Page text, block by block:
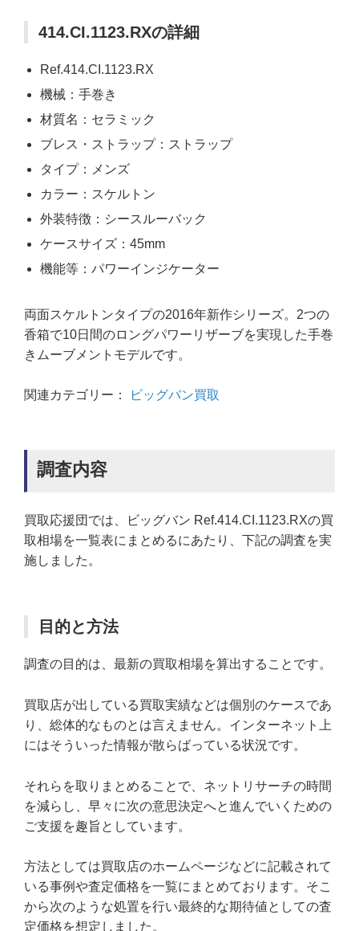
414.CI.1123.RXの詳細
Ref.414.CI.1123.RX
機械：手巻き
材質名：セラミック
ブレス・ストラップ：ストラップ
タイプ：メンズ
カラー：スケルトン
外装特徴：シースルーバック
ケースサイズ：45mm
機能等：パワーインジケーター
両面スケルトンタイプの2016年新作シリーズ。2つの
香箱で10日間のロングパワーリザーブを実現した手巻
きムーブメントモデルです。
関連カテゴリー： ビッグバン買取
調査内容
買取応援団では、ビッグバン Ref.414.CI.1123.RXの買
取相場を一覧表にまとめるにあたり、下記の調査を実
施しました。
目的と方法
調査の目的は、最新の買取相場を算出することです。
買取店が出している買取実績などは個別のケースであ
り、総体的なものとは言えません。インターネット上
にはそういった情報が散らばっている状況です。
それらを取りまとめることで、ネットリサーチの時間
を減らし、早々に次の意思決定へと進んでいくための
ご支援を趣旨としています。
方法としては買取店のホームページなどに記載されて
いる事例や査定価格を一覧にまとめております。そこ
から次のような処置を行い最終的な期待値としての査
定価格を想定しました。